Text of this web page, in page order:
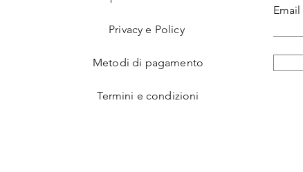
Privacy e Policy
Metodi di pagamento
Termini e condizioni
Email